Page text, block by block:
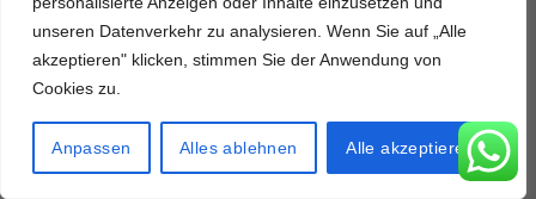
unseren Datenverkehr zu analysieren. Wenn Sie auf „Alle
akzeptieren" klicken, stimmen Sie der Anwendung von
Cookies zu.
Anpassen Alles ablehnen Alle akzeptieren